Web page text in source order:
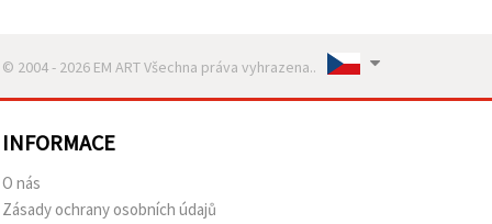
© 2004 - 2026 EM ART Všechna práva vyhrazena..
INFORMACE
O nás
Zásady ochrany osobních údajů